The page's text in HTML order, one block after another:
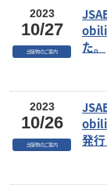
た。
2023
10/27
出版物のご案内
発行
2023
10/26
出版物のご案内